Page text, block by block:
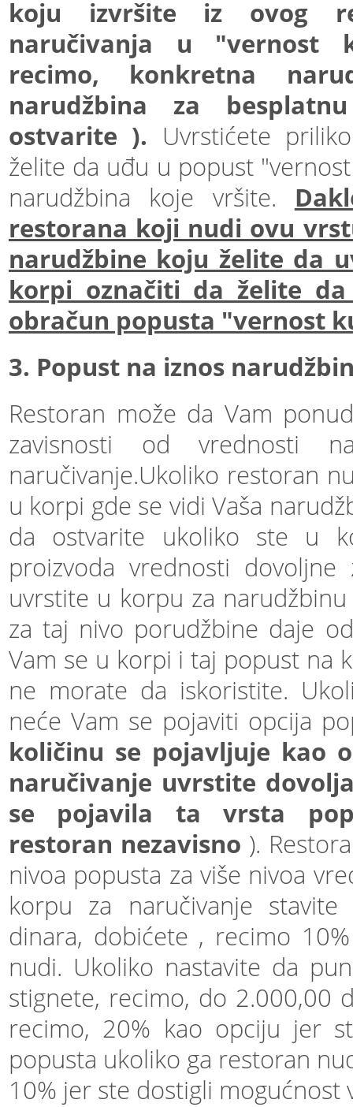
koju izvršite iz ovog
naručivanja u
recimo, konkretna
narudžbina za
ostvarite ). Uvrstićete
želite da uđu u popust
narudžbina koje vršite.
restorana koji nudi ovu
narudžbine koju želite da
korpi označiti da želite
obračun popusta "vernost
3. Popust na iznos
Restoran može da Vam
zavisnosti od vrednosti
naručivanje.Ukoliko restoran
u korpi gde se vidi Vaša
da ostvarite ukoliko ste u
proizvoda vrednosti
uvrstite u korpu za
za taj nivo porudžbine daje
Vam se u korpi i taj popust na
ne morate da iskoristite.
neće Vam se pojaviti opcija
količinu se pojavljuje kao
naručivanje uvrstite
se pojavila ta vrsta
restoran nezavisno ).
nivoa popusta za više nivoa
korpu za naručivanje
dinara, dobićete , recimo
nudi. Ukoliko nastavite da
stignete, recimo, do 2.000,00
recimo, 20% kao opciju jer
popusta ukoliko ga restoran
10% jer ste dostigli mogućnost